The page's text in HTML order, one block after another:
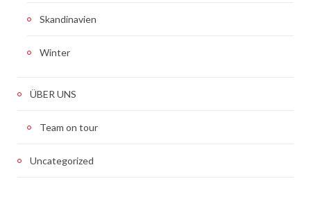
Skandinavien
Winter
ÜBER UNS
Team on tour
Uncategorized